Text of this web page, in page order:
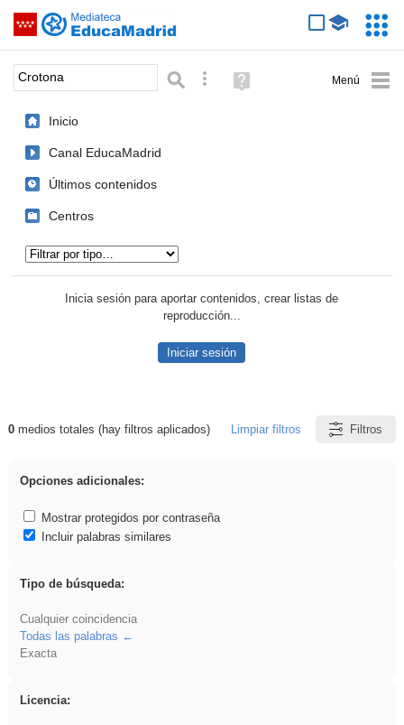
Saltar navegación
Palabra o frase: Búsqueda avanzada
Ayuda
(en
Inicio
Canal EducaMadrid
Últimos contenidos
Centros
Inicia sesión para aportar contenidos, crear listas de
reproducción...
Iniciar sesión
Resultados de: Crotona
0medios totales (hay filtros aplicados) Limpiar filtros Filtros
Opciones adicionales:
Mostrar protegidos por contraseña
Incluir palabras similares
Tipo de búsqueda:
Cualquier coincidencia
Todas las palabras
Exacta
Licencia: